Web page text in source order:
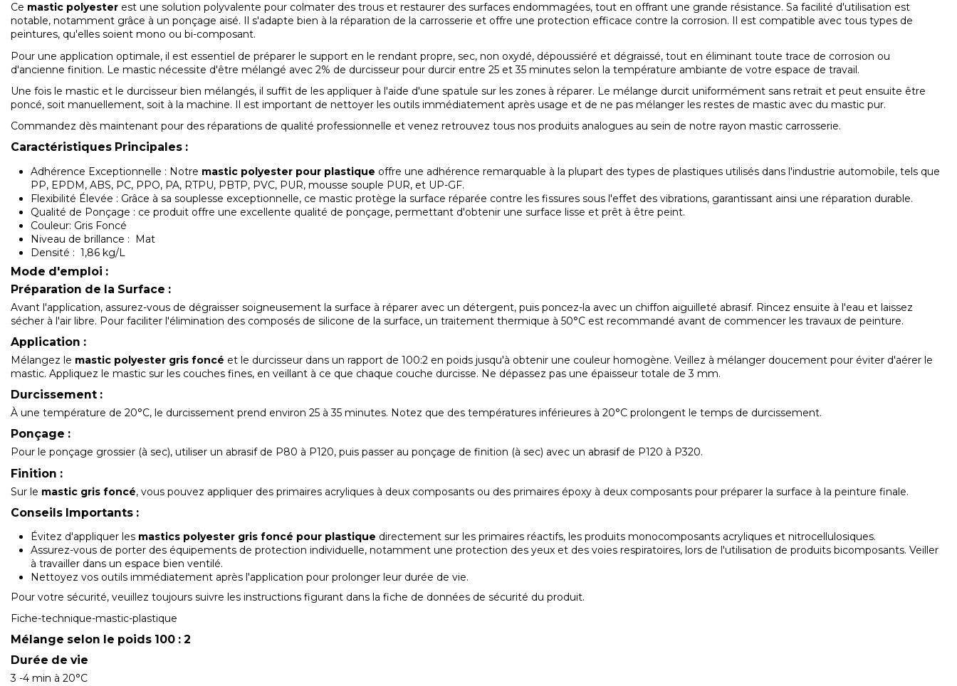
Ce mastic polyester est une solution polyvalente pour colmater des trous et restaurer des surfaces endommagées, tout en offrant une grande résistance. Sa facilité d'utilisation est
notable, notamment grâce à un ponçage aisé. Il s'adapte bien à la réparation de la carrosserie et offre une protection efficace contre la corrosion. Il est compatible avec tous types de
peintures, qu'elles soient mono ou bi-composant.
Pour une application optimale, il est essentiel de préparer le support en le rendant propre, sec, non oxydé, dépoussiéré et dégraissé, tout en éliminant toute trace de corrosion ou
d'ancienne finition. Le mastic nécessite d'être mélangé avec 2% de durcisseur pour durcir entre 25 et 35 minutes selon la température ambiante de votre espace de travail.
Une fois le mastic et le durcisseur bien mélangés, il suffit de les appliquer à l'aide d'une spatule sur les zones à réparer. Le mélange durcit uniformément sans retrait et peut ensuite être
poncé, soit manuellement, soit à la machine. Il est important de nettoyer les outils immédiatement après usage et de ne pas mélanger les restes de mastic avec du mastic pur.
Commandez dès maintenant pour des réparations de qualité professionnelle et venez retrouvez tous nos produits analogues au sein de notre rayon mastic carrosserie.
Caractéristiques Principales :
Adhérence Exceptionnelle : Notre mastic polyester pour plastique offre une adhérence remarquable à la plupart des types de plastiques utilisés dans l'industrie automobile, tels que
PP, EPDM, ABS, PC, PPO, PA, RTPU, PBTP, PVC, PUR, mousse souple PUR, et UP-GF.
Flexibilité Élevée : Grâce à sa souplesse exceptionnelle, ce mastic protège la surface réparée contre les fissures sous l'effet des vibrations, garantissant ainsi une réparation durable.
Qualité de Ponçage : ce produit offre une excellente qualité de ponçage, permettant d'obtenir une surface lisse et prêt à être peint.
Couleur: Gris Foncé
Niveau de brillance : Mat
Densité : 1,86 kg/L
Mode d'emploi :
Préparation de la Surface :
Avant l'application, assurez-vous de dégraisser soigneusement la surface à réparer avec un détergent, puis poncez-la avec un chiffon aiguilleté abrasif. Rincez ensuite à l'eau et laissez
sécher à l'air libre. Pour faciliter l'élimination des composés de silicone de la surface, un traitement thermique à 50°C est recommandé avant de commencer les travaux de peinture.
Application :
Mélangez le mastic polyester gris foncé et le durcisseur dans un rapport de 100:2 en poids jusqu'à obtenir une couleur homogène. Veillez à mélanger doucement pour éviter d'aérer le
mastic. Appliquez le mastic sur les couches fines, en veillant à ce que chaque couche durcisse. Ne dépassez pas une épaisseur totale de 3 mm.
Durcissement :
À une température de 20°C, le durcissement prend environ 25 à 35 minutes. Notez que des températures inférieures à 20°C prolongent le temps de durcissement.
Ponçage :
Pour le ponçage grossier (à sec), utiliser un abrasif de P80 à P120, puis passer au ponçage de finition (à sec) avec un abrasif de P120 à P320.
Finition :
Sur le mastic gris foncé, vous pouvez appliquer des primaires acryliques à deux composants ou des primaires époxy à deux composants pour préparer la surface à la peinture finale.
Conseils Importants :
Évitez d'appliquer les mastics polyester gris foncé pour plastique directement sur les primaires réactifs, les produits monocomposants acryliques et nitrocellulosiques.
Assurez-vous de porter des équipements de protection individuelle, notamment une protection des yeux et des voies respiratoires, lors de l'utilisation de produits bicomposants. Veiller
à travailler dans un espace bien ventilé.
Nettoyez vos outils immédiatement après l'application pour prolonger leur durée de vie.
Pour votre sécurité, veuillez toujours suivre les instructions figurant dans la fiche de données de sécurité du produit.
Fiche-technique-mastic-plastique
Mélange selon le poids 100 : 2
Durée de vie
3 -4 min à 20°C